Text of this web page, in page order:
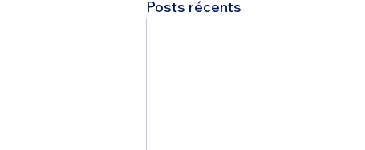
Posts récents